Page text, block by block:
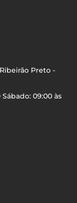
Preto -
09:00 às